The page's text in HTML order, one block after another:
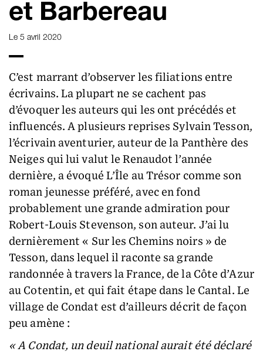
et Barbereau
Le 5 avril 2020
C’est marrant d’observer les filiations entre
écrivains. La plupart ne se cachent pas
d’évoquer les auteurs qui les ont précédés et
influencés. A plusieurs reprises Sylvain Tesson,
l’écrivain aventurier, auteur de la Panthère des
Neiges qui lui valut le Renaudot l’année
dernière, a évoqué L’Île au Trésor comme son
roman jeunesse préféré, avec en fond
probablement une grande admiration pour
Robert-Louis Stevenson, son auteur. J’ai lu
dernièrement « Sur les Chemins noirs » de
Tesson, dans lequel il raconte sa grande
randonnée à travers la France, de la Côte d’Azur
au Cotentin, et qui fait étape dans le Cantal. Le
village de Condat est d’ailleurs décrit de façon
peu amène :
« A Condat, un deuil national aurait été déclaré